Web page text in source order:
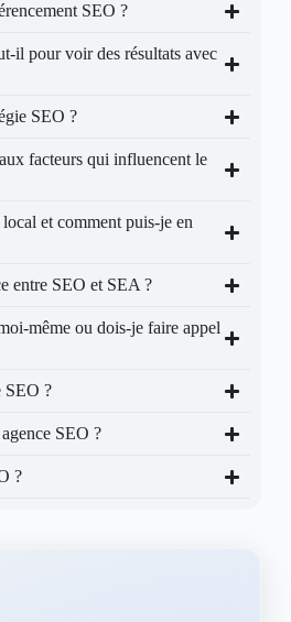
SEO ?
il pour voir des résultats avec
SEO ?
facteurs qui influencent le
et comment puis-je en
entre SEO et SEA ?
même ou dois-je faire appel
SEO ?
SEO ?
?